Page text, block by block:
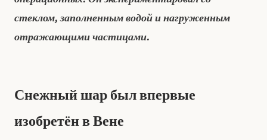
стеклом, заполненным водой и нагруженным
отражающими частицами.
Снежный шар был впервые
изобретён в Вене